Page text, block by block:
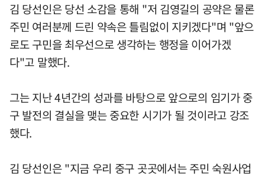
김 당선인은 당선 소감을 통해 "저 김영길의 공약은 물론
주민 여러분께 드린 약속은 틀림없이 지키겠다"며 "앞으
로도 구민을 최우선으로 생각하는 행정을 이어가겠
다"고 말했다.
그는 지난 4년간의 성과를 바탕으로 앞으로의 임기가 중
구 발전의 결실을 맺는 중요한 시기가 될 것이라고 강조
했다.
김 당선인은 "지금 우리 중구 곳곳에서는 주민 숙원사업